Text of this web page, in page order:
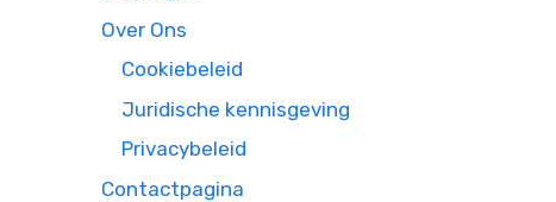
Over Ons
Cookiebeleid
Juridische kennisgeving
Privacybeleid
Contactpagina